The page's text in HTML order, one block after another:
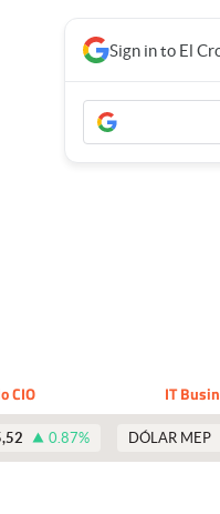
CIO IT
0.87% DÓLAR MEP
Sign in to El